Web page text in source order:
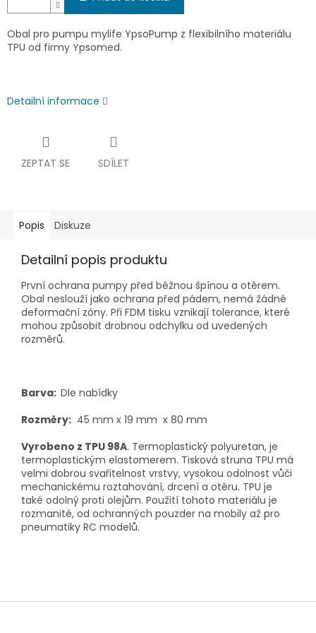
Obal pro pumpu mylife YpsoPump z flexibilního materiálu
TPU od firmy Ypsomed.
Detailní informace
ZEPTAT SE SDÍLET
Popis Diskuze
Detailní popis produktu
První ochrana pumpy před běžnou špínou a otěrem.
Obal neslouží jako ochrana před pádem, nemá žádné
deformační zóny. Při FDM tisku vznikají tolerance, které
mohou způsobit drobnou odchylku od uvedených
rozměrů.
Barva: Dle nabídky
Rozměry: 45 mm x 19 mm x 80 mm
Vyrobeno z TPU 98A. Termoplastický polyuretan, je
termoplastickým elastomerem. Tisková struna TPU má
velmi dobrou svařitelnost vrstvy, vysokou odolnost vůči
mechanickému roztahování, drcení a otěru. TPU je
také odolný proti olejům. Použití tohoto materiálu je
rozmanité, od ochranných pouzder na mobily až pro
pneumatiky RC modelů.
Z